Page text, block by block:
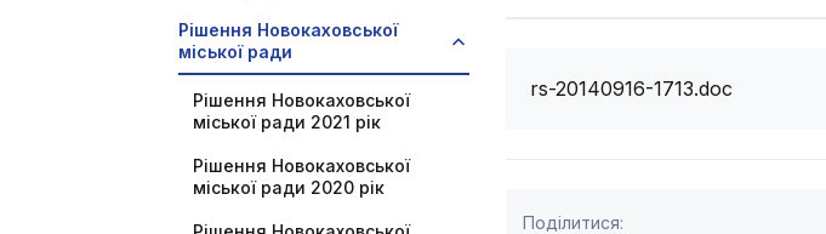
Рішення Новокаховської
міської ради
Рішення Новокаховської
міської ради 2021 рік
Рішення Новокаховської
міської ради 2020 рік
rs-20140916-1713.doc
Поділитися: